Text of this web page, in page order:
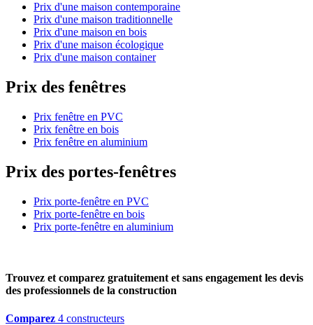
Prix d'une maison contemporaine
Prix d'une maison traditionnelle
Prix d'une maison en bois
Prix d'une maison écologique
Prix d'une maison container
Prix des fenêtres
Prix fenêtre en PVC
Prix fenêtre en bois
Prix fenêtre en aluminium
Prix des portes-fenêtres
Prix porte-fenêtre en PVC
Prix porte-fenêtre en bois
Prix porte-fenêtre en aluminium
Trouvez et comparez gratuitement et sans engagement les devis
des professionnels de la construction
Comparez 4 constructeurs